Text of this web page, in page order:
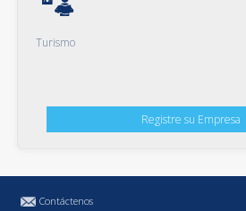
Turismo
Registre su Empresa
Contáctenos